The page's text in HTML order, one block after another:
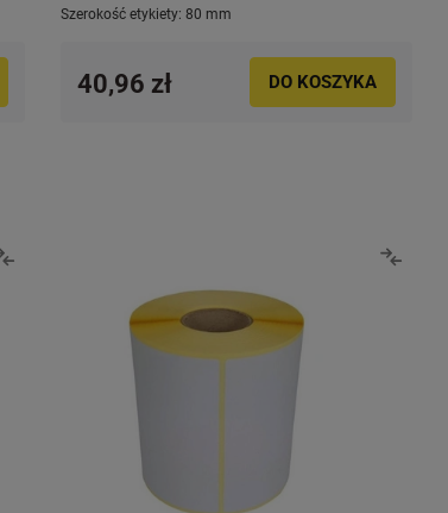
Szerokość etykiety: 80 mm
40,96 zł DO KOSZYKA